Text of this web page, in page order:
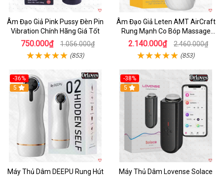
Âm Đạo Giả Pink Pussy Đèn Pin
Vibration Chính Hãng Giá Tốt
750.000₫ 1.056.000₫
(853)
Âm Đạo Giả Leten AMT AirCraft
Rung Mạnh Co Bóp Massage
Êm Ái
2.140.000₫ 2.460.000₫
(853)
-36%
Hot
5
Máy Thủ Dâm DEEPU Rung Hút
-38%
Hot
5
Máy Thủ Dâm Lovense Solace